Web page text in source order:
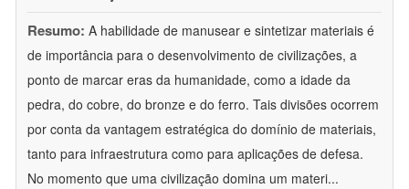
Resumo: A habilidade de manusear e sintetizar materiais é
de importância para o desenvolvimento de civilizações, a
ponto de marcar eras da humanidade, como a idade da
pedra, do cobre, do bronze e do ferro. Tais divisões ocorrem
por conta da vantagem estratégica do domínio de materiais,
tanto para infraestrutura como para aplicações de defesa.
No momento que uma civilização domina um materi...